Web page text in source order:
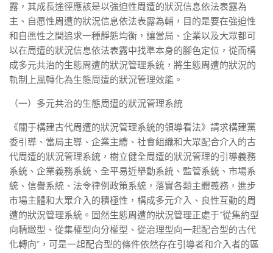
露，其成長途徑應該是以強迫性周遭的狀況信息依法表露為
主、自愿性周遭的狀況信息依法表露為輔，目的是要在強迫性
和自愿性之間追求一種靜態均衡，讓當局、企業以及大眾都可
以在周遭的狀況信息依法表露中找準本身的腳色定位，從而構
成多元共治的生態周遭的狀況管理系統，將生態周遭的狀況的
軌制上風轉化為生態周遭的狀況管理效能。
（一）多元共治的生態周遭的狀況管理系統
《關于構建古代周遭的狀況管理系統的領導看法》請求構建黨
委引導、當局主導、企業主體、社會組織和大眾配合介入的古
代周遭的狀況管理系統，樹立健全周遭的狀況管理的引導義務
系統、企業義務系統、全平易近舉動系統、監管系統、市場系
統、信譽系統、法令律例政策系統，落實各類主體義務，進步
市場主體和大眾介入的積極性，構成多元介入、良性互動的周
遭的狀況管理系統。固然生態周遭的狀況管理正處于“從集約型
向精緻型、從集權型向分權型、從治理型向一起配合型的古代
化轉向”，可是一起配合型的條件依然存在引導者和介入者的區